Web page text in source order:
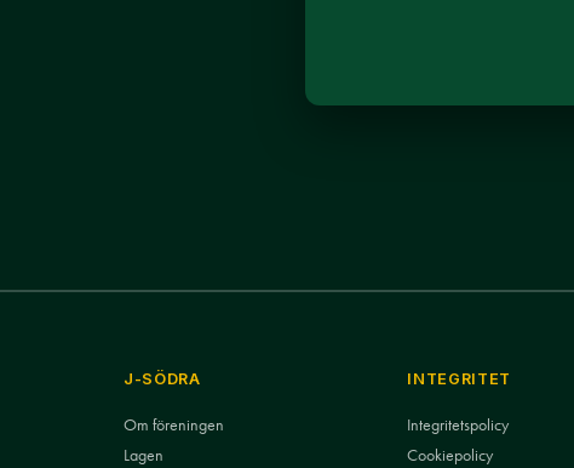
J-SÖDRA
Om föreningen
Lagen
INTEGRITET
Integritetspolicy
Cookiepolicy